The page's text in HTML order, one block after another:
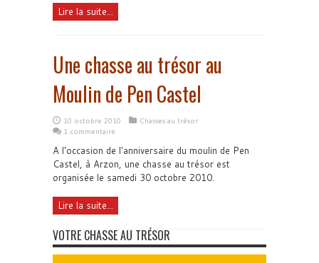
Lire la suite...
Une chasse au trésor au
Moulin de Pen Castel
10 octobre 2010
Chasses au trésor
1 commentaire
A l'occasion de l'anniversaire du moulin de Pen
Castel, à Arzon, une chasse au trésor est
organisée le samedi 30 octobre 2010.
Lire la suite...
VOTRE CHASSE AU TRÉSOR